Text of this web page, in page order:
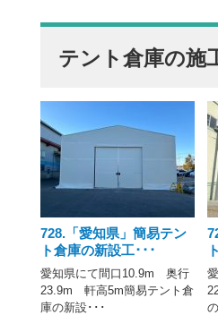
テント倉庫の施
728.「愛知県」簡易テン
ト倉庫の新設工･･･
愛知県にて間口10.9m 奥行
23.9m 軒高5m簡易テント倉
庫の新設･･･